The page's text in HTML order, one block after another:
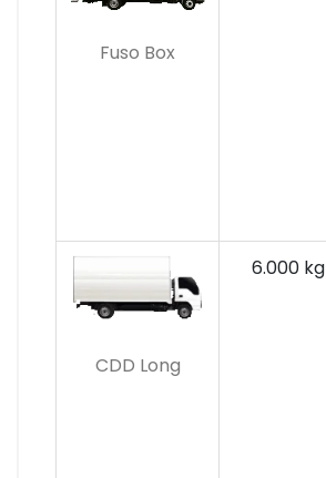
Fuso Box
CDD Long
6.000 kg